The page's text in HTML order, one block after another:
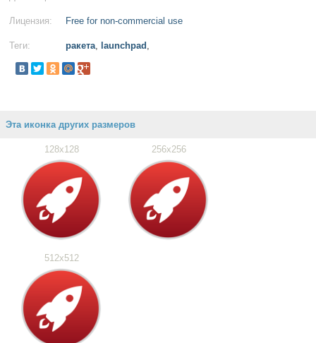
Лицензия: Free for non-commercial use
Теги: ракета, launchpad ,
Эта иконка других размеров
128x128 256x256
512x512